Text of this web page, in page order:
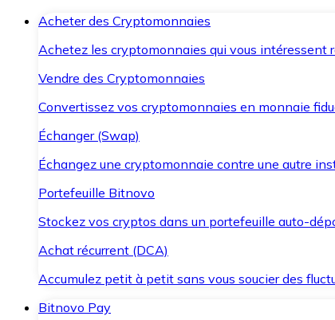
Acheter des Cryptomonnaies
Achetez les cryptomonnaies qui vous intéressent
Vendre des Cryptomonnaies
Convertissez vos cryptomonnaies en monnaie
Échanger (Swap)
Échangez une cryptomonnaie contre une autre
Portefeuille Bitnovo
Stockez vos cryptos dans un portefeuille auto-
Achat récurrent (DCA)
Accumulez petit à petit sans vous soucier des
Bitnovo Pay